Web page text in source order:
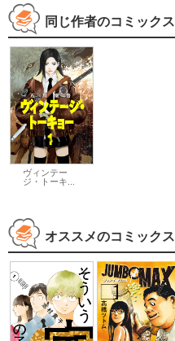
同じ作者のコミックス
ヴィンテー
ジ・トーキ...
オススメのコミックス